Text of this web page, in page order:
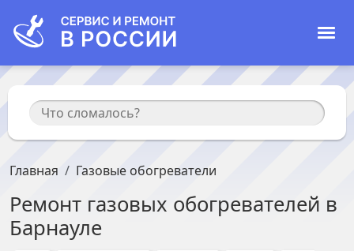
Главная Газовые обогреватели
Ремонт газовых обогревателей в
Барнауле